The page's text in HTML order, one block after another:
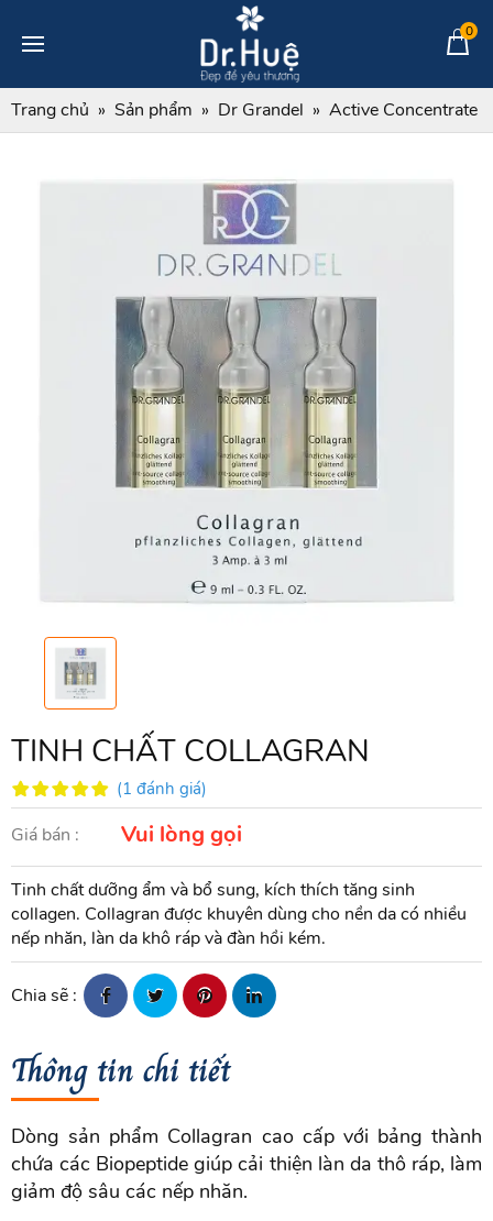
0
Trang chủ Sản phẩm Dr Grandel Active Concentrate
TINH CHẤT COLLAGRAN
(1 đánh giá)
Giá bán : Vui lòng gọi
Tinh chất dưỡng ẩm và bổ sung, kích thích tăng sinh
collagen. Collagran được khuyên dùng cho nền da có nhiều
nếp nhăn, làn da khô ráp và đàn hồi kém.
Chia sẽ :
Thông tin chi tiết
Dòng sản phẩm Collagran cao cấp với bảng thành
chứa các Biopeptide giúp cải thiện làn da thô ráp, làm
giảm độ sâu các nếp nhăn.